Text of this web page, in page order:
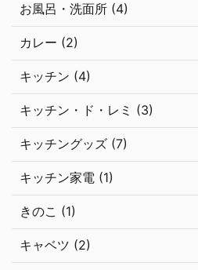
お風呂・洗面所 (4)
カレー (2)
キッチン (4)
キッチン・ド・レミ (3)
キッチングッズ (7)
キッチン家電 (1)
きのこ (1)
キャベツ (2)